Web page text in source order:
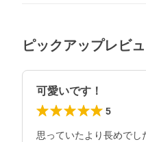
ピックアップレビ
可愛いです！
5
思っていたより長めでし